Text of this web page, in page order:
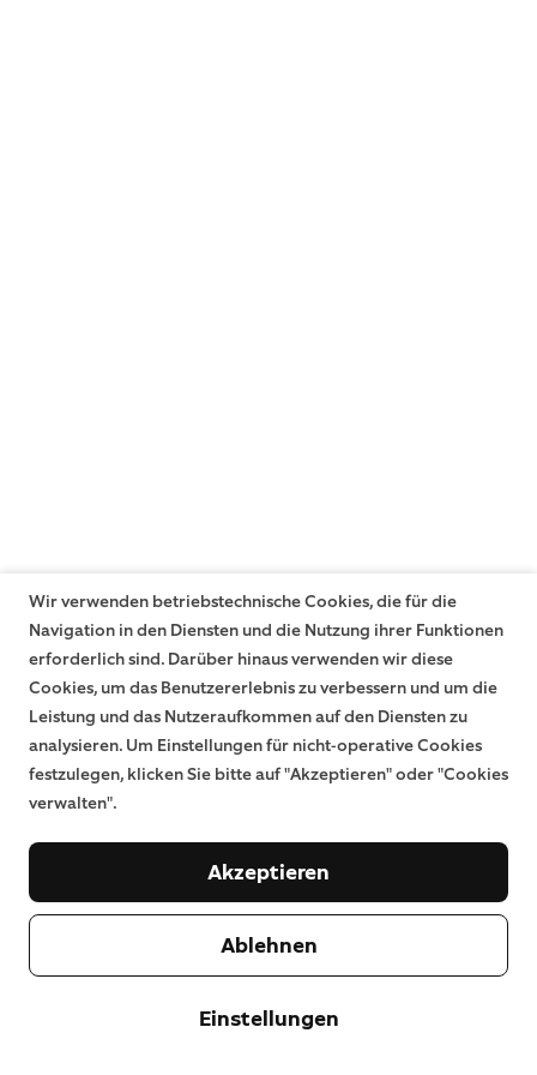
Wir verwenden betriebstechnische Cookies, die für die
Navigation in den Diensten und die Nutzung ihrer Funktionen
erforderlich sind. Darüber hinaus verwenden wir diese
Cookies, um das Benutzererlebnis zu verbessern und um die
Leistung und das Nutzeraufkommen auf den Diensten zu
analysieren. Um Einstellungen für nicht-operative Cookies
festzulegen, klicken Sie bitte auf "Akzeptieren" oder "Cookies
verwalten".
Einstellungen
Ablehnen
Akzeptieren